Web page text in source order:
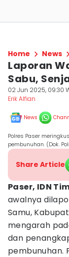
Home News
Laporan
Sabu,
02 Jun 2025, 09:30
Erik Alfian
News
Polres Paser
pembunuhan. (Dok.
Share Article
Paser, IDN
awalnya
Samu,
mengarah
dan
pembunuhan.